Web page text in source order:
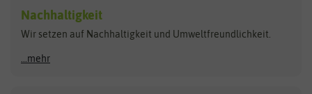
Heizmatte & Heizkabel
Kokos-Quelltabletten
Zimmergewächshaus
Carl Pabst
Florissa
Flortis
Hortitops
Nachhaltigkeit
Wir setzen auf Nachhaltigkeit und Umweltfreundlichkeit.
...mehr